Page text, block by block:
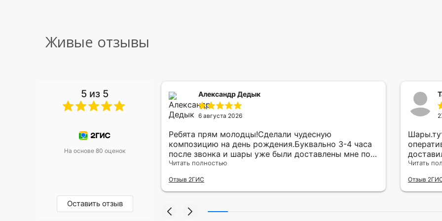
Живые отзывы
5 из 5
На основе 80 оценок
Оставить отзыв
уже два раза, отличная
Александр Дедык
6 августа 2026
Ребята прям молодцы!Сделали чудесную
композицию на день рождения.Буквально 3-4 часа
после звонка и шары уже были доставлены мне по
адресу.Качество исполнения и упаковки на 5.Жена
Читать полностью
Отзыв 2ГИС
другу в
Читать
Отзыв